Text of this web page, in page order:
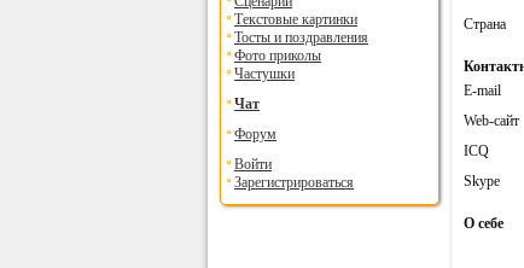
Текстовые картинки
Тосты и поздравления
Фото приколы
Частушки
Чат
Форум
Войти
Зарегистрироваться
Страна
E-mail
Web-сайт
ICQ
Skype
О себе